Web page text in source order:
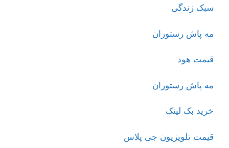
سبک زندگی
مه پاش رستوران
قیمت هود
مه پاش رستوران
خرید بک لینک
قیمت تلویزیون جی پلاس